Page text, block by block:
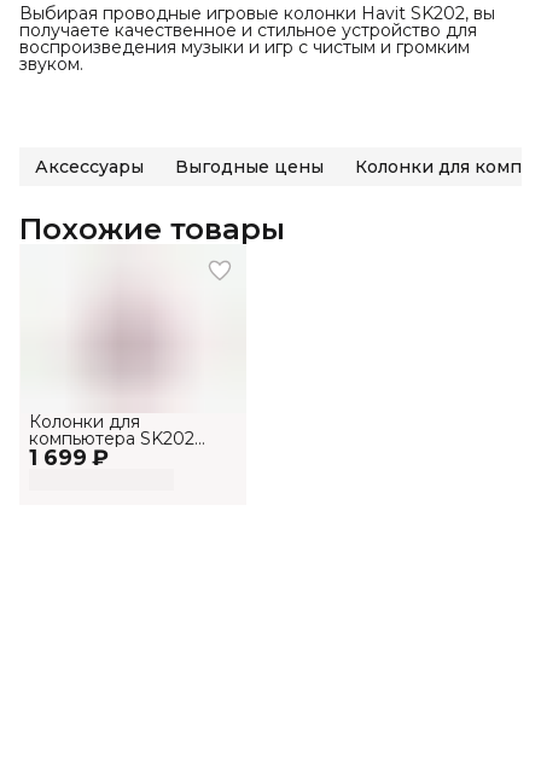
Выбирая проводные игровые колонки Havit SK202, вы
получаете качественное и стильное устройство для
воспроизведения музыки и игр с чистым и громким
звуком.
Аксессуары Выгодные цены Колонки для
Похожие товары
1 699 ₽
Колонки для
компьютера SK202
проводные usb